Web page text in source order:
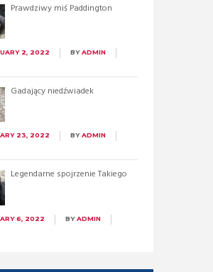
Prawdziwy miś Paddington
2, 2022 BYADMIN
Gadający niedźwiadek
23, 2022 BYADMIN
Legendarne spojrzenie Takiego
6, 2022 BYADMIN